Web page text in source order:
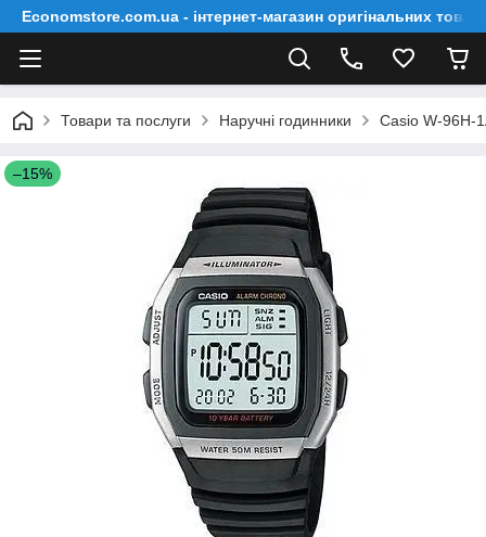
Economstore.com.ua - інтернет-магазин оригінальних
Товари та послуги Наручні годинники Casio W-96H-
–15%